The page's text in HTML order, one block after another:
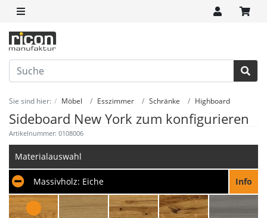
Sie sind hier: Möbel Esszimmer Schränke Highboard
Sideboard New York zum konfigurieren
Artikelnummer: 0108006
Materialauswahl
Massivholz: Eiche Info